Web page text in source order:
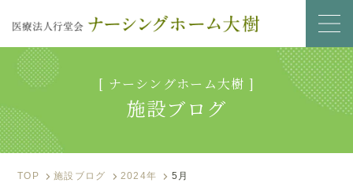
サービス内容
入居のご案内
[ ナーシングホーム大樹 ]
施設ブログ
TOP 施設ブログ 2024年 5月